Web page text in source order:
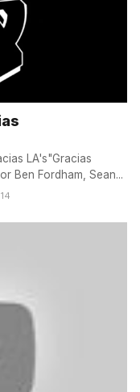
LA's"Gracias
Ben Fordham, Sean...